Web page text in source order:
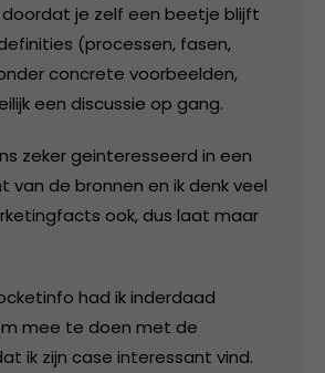
je zelf een beetje blijft
(processen, fasen,
concrete voorbeelden,
een discussie op gang.
zeker geinteresseerd in een
van de bronnen en ik denk veel
ook, dus laat maar
had ik inderdaad
mee te doen met de
ik zijn case interessant vind.